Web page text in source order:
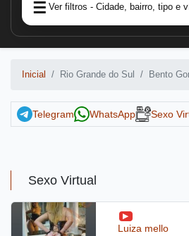
Ver filtros - Cidade, bairro, tipo e
Inicial Rio Grande do Sul Bento
Telegram WhatsApp Sexo
Sexo Virtual
Luiza mello